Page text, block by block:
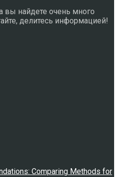
вы найдете очень много
делитесь информацией!